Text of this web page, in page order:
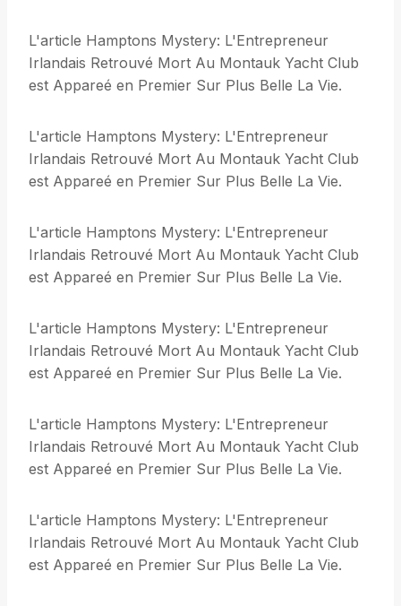
L'article Hamptons Mystery: L'Entrepreneur
Irlandais Retrouvé Mort Au Montauk Yacht Club
est Appareé en Premier Sur Plus Belle La Vie.
L'article Hamptons Mystery: L'Entrepreneur
Irlandais Retrouvé Mort Au Montauk Yacht Club
est Appareé en Premier Sur Plus Belle La Vie.
L'article Hamptons Mystery: L'Entrepreneur
Irlandais Retrouvé Mort Au Montauk Yacht Club
est Appareé en Premier Sur Plus Belle La Vie.
L'article Hamptons Mystery: L'Entrepreneur
Irlandais Retrouvé Mort Au Montauk Yacht Club
est Appareé en Premier Sur Plus Belle La Vie.
L'article Hamptons Mystery: L'Entrepreneur
Irlandais Retrouvé Mort Au Montauk Yacht Club
est Appareé en Premier Sur Plus Belle La Vie.
L'article Hamptons Mystery: L'Entrepreneur
Irlandais Retrouvé Mort Au Montauk Yacht Club
est Appareé en Premier Sur Plus Belle La Vie.